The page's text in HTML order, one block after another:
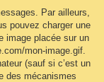
Par ailleurs,
pouvez charger une
image placée sur un
mon-image.gif.
(sauf si c’est un
des mécanismes